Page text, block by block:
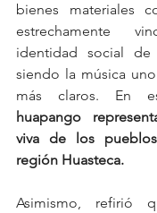
bienes materiales
estrechamente
identidad social de
siendo la música
más claros. En
huapango
viva de los
región Huasteca.
Asimismo, refirió